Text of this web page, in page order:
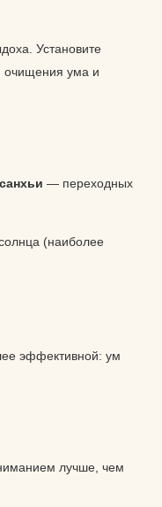
Установите
очищения ума и
— переходных
(наиболее
эффективной: ум
лучше, чем